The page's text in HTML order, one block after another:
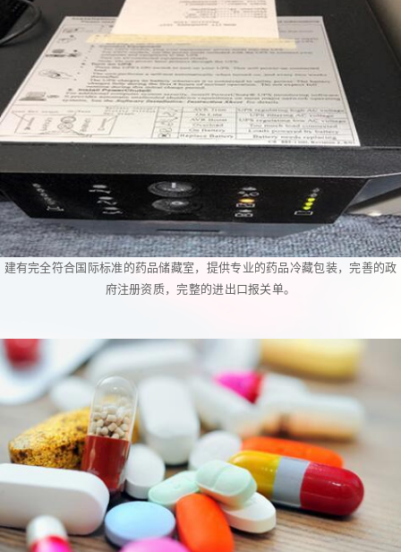
建有完全符合国际标准的药品储藏室，提供专业的药品冷藏包装，完善的政
府注册资质，完整的进出口报关单。